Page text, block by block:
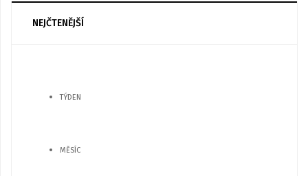
NEJČTENĚJŠÍ
TÝDEN
MĚSÍC